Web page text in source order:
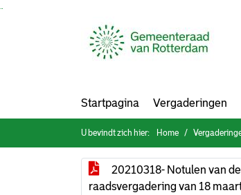
Startpagina Vergaderingen
U bevindt zich hier: Home
20210318- Notulen van de
raadsvergadering van 18